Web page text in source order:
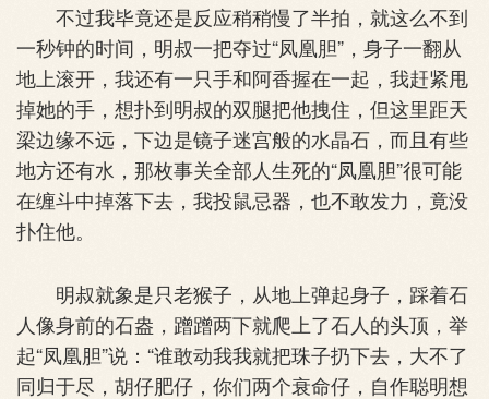
不过我毕竟还是反应稍稍慢了半拍，就这么不到
一秒钟的时间，明叔一把夺过“凤凰胆”，身子一翻从
地上滚开，我还有一只手和阿香握在一起，我赶紧甩
掉她的手，想扑到明叔的双腿把他拽住，但这里距天
梁边缘不远，下边是镜子迷宫般的水晶石，而且有些
地方还有水，那枚事关全部人生死的“凤凰胆”很可能
在缠斗中掉落下去，我投鼠忌器，也不敢发力，竟没
扑住他。
明叔就象是只老猴子，从地上弹起身子，踩着石
人像身前的石盎，蹭蹭两下就爬上了石人的头顶，举
起“凤凰胆”说：“谁敢动我我就把珠子扔下去，大不了
同归于尽，胡仔肥仔，你们两个衰命仔，自作聪明想